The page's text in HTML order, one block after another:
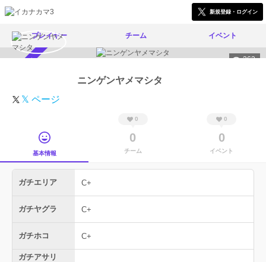
新規登録・ログイン
プレイヤー チーム イベント
363
ニンゲンヤメマシタ
𝕏 ページ
基本情報
0
0
チーム
0
0
イベント
ガチエリア C+
ガチヤグラ C+
ガチホコ C+
ガチアサリ